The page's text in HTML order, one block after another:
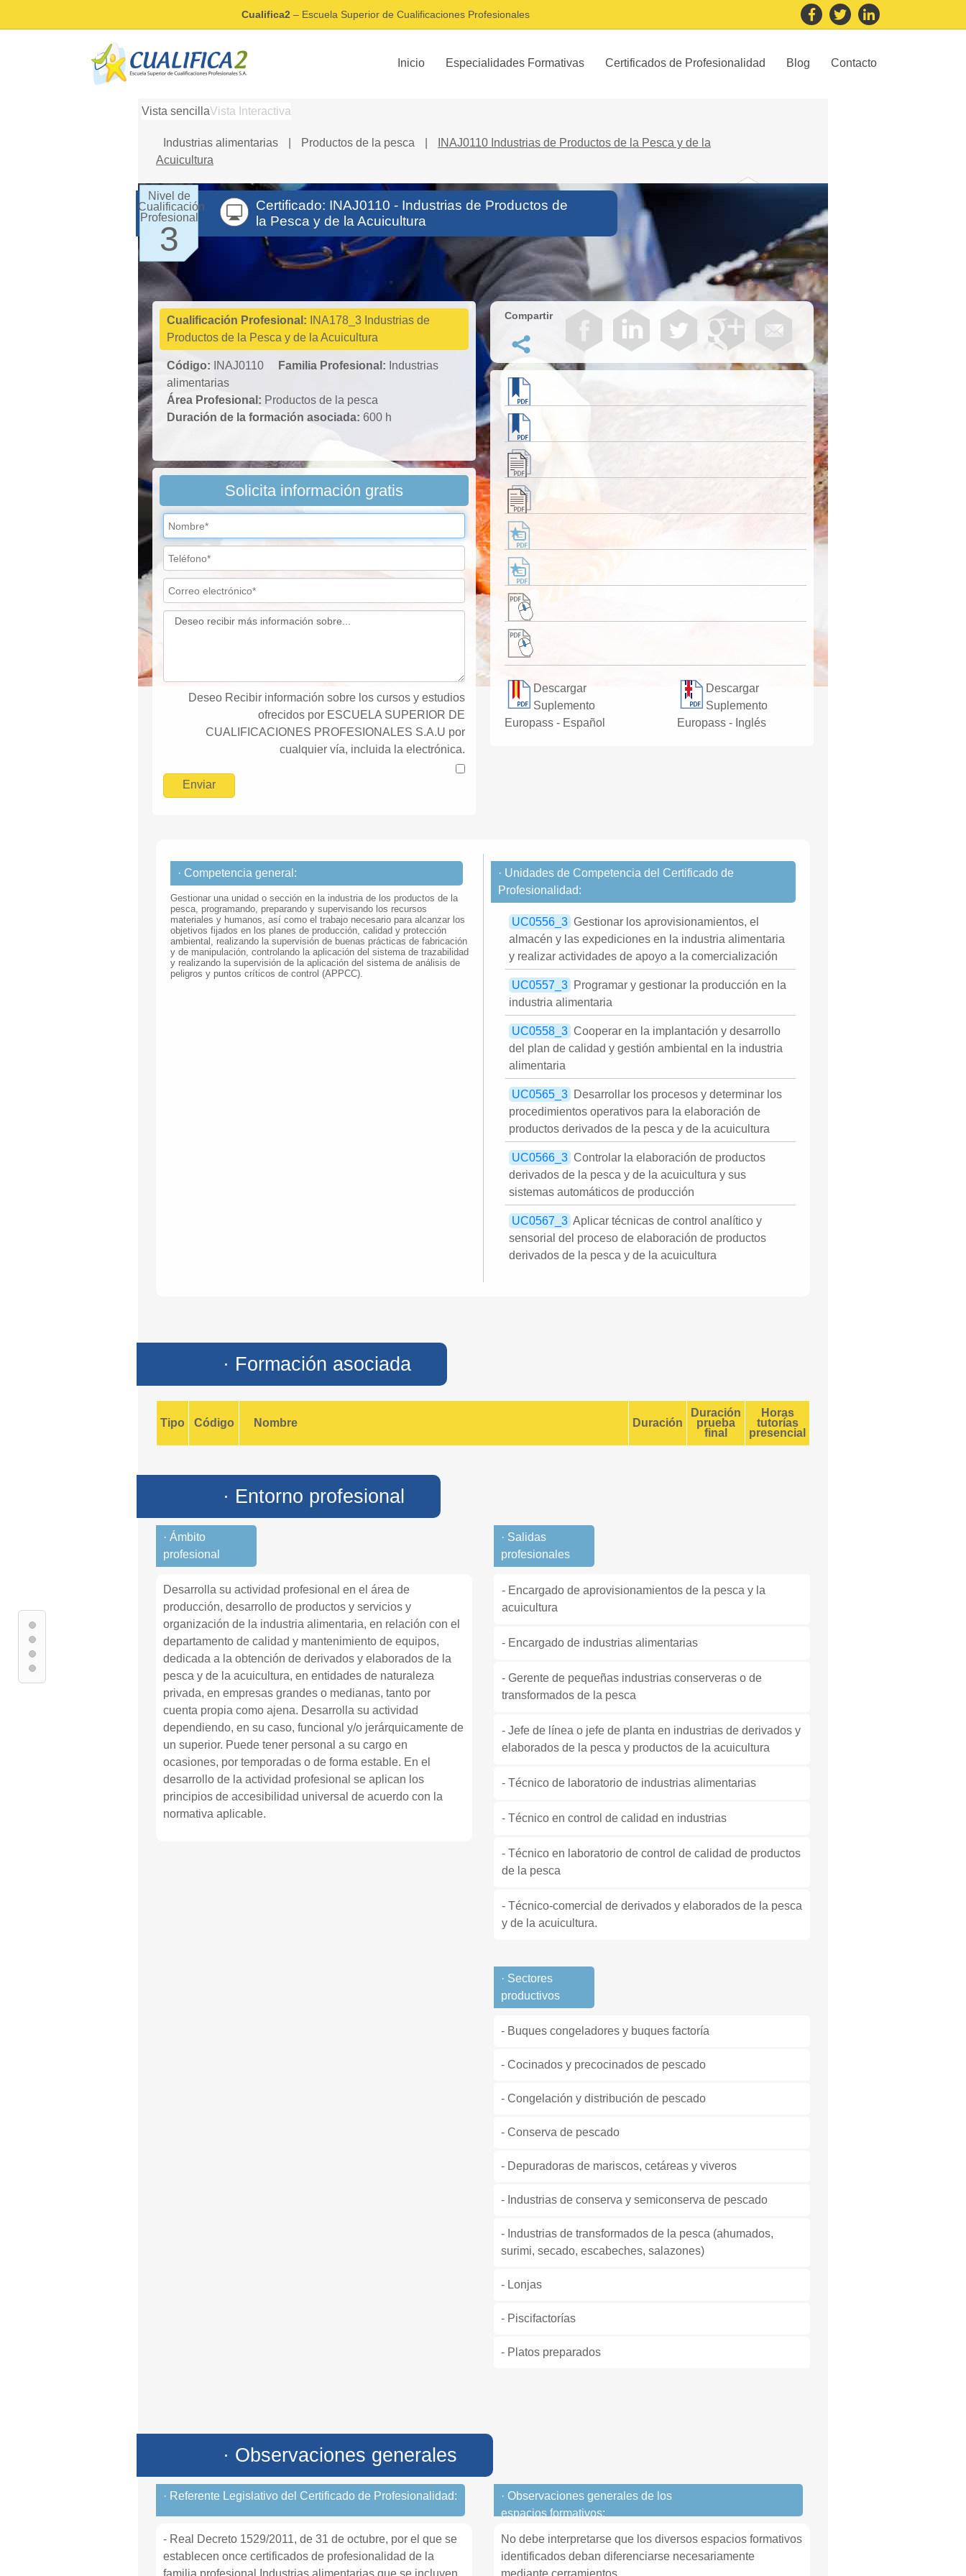
Cualifica2 – Escuela Superior de Cualificaciones Profesionales
Inicio Especialidades Formativas Certificados de Profesionalidad Blog Contacto
Vista sencillaVista Interactiva
Industrias alimentarias Productos de la pesca
INAJ0110 Industrias de Productos de la Pesca y de la
Acuicultura
Nivel de
Cualificación
Profesional
3
Certificado: INAJ0110 - Industrias de Productos de
la Pesca y de la Acuicultura
alimentarias
Cualificación Profesional:
INA178_3 Industrias de
Productos de la Pesca y de la Acuicultura
Código: INAJ0110 Familia Profesional: Industrias
alimentarias
Área Profesional: Productos de la pesca
Duración de la formación asociada: 600 h
Solicita información gratis
Deseo Recibir información sobre los cursos y estudios
ofrecidos por ESCUELA SUPERIOR DE
CUALIFICACIONES PROFESIONALES S.A.U por
cualquier vía, incluida la electrónica.
Compartir
Descargar
Suplemento
Europass - Español
Descargar
Suplemento
Europass - Inglés
· Competencia general:
Gestionar una unidad o sección en la industria de los productos de la
pesca, programando, preparando y supervisando los recursos
materiales y humanos, así como el trabajo necesario para alcanzar los
objetivos fijados en los planes de producción, calidad y protección
ambiental, realizando la supervisión de buenas prácticas de fabricación
y de manipulación, controlando la aplicación del sistema de trazabilidad
y realizando la supervisión de la aplicación del sistema de análisis de
peligros y puntos críticos de control (APPCC).
· Unidades de Competencia del Certificado de
Profesionalidad:
UC0556_3 Gestionar los aprovisionamientos, el
almacén y las expediciones en la industria alimentaria
y realizar actividades de apoyo a la comercialización
UC0557_3 Programar y gestionar la producción en la
industria alimentaria
UC0558_3 Cooperar en la implantación y desarrollo
del plan de calidad y gestión ambiental en la industria
alimentaria
UC0565_3 Desarrollar los procesos y determinar los
procedimientos operativos para la elaboración de
productos derivados de la pesca y de la acuicultura
UC0566_3 Controlar la elaboración de productos
derivados de la pesca y de la acuicultura y sus
sistemas automáticos de producción
UC0567_3 Aplicar técnicas de control analítico y
sensorial del proceso de elaboración de productos
derivados de la pesca y de la acuicultura
· Formación asociada
Tipo Código Nombre Duración
Duración
prueba
final
Horas
tutorías
presencial
· Entorno profesional
· Ámbito
profesional
Desarrolla su actividad profesional en el área de
producción, desarrollo de productos y servicios y
organización de la industria alimentaria, en relación con el
departamento de calidad y mantenimiento de equipos,
dedicada a la obtención de derivados y elaborados de la
pesca y de la acuicultura, en entidades de naturaleza
privada, en empresas grandes o medianas, tanto por
cuenta propia como ajena. Desarrolla su actividad
dependiendo, en su caso, funcional y/o jerárquicamente de
un superior. Puede tener personal a su cargo en
ocasiones, por temporadas o de forma estable. En el
desarrollo de la actividad profesional se aplican los
principios de accesibilidad universal de acuerdo con la
normativa aplicable.
· Salidas
profesionales
- Encargado de aprovisionamientos de la pesca y la
acuicultura
- Encargado de industrias alimentarias
- Gerente de pequeñas industrias conserveras o de
transformados de la pesca
- Jefe de línea o jefe de planta en industrias de derivados y
elaborados de la pesca y productos de la acuicultura
- Técnico de laboratorio de industrias alimentarias
- Técnico en control de calidad en industrias
- Técnico en laboratorio de control de calidad de productos
de la pesca
- Técnico-comercial de derivados y elaborados de la pesca
y de la acuicultura.
· Sectores
productivos
- Buques congeladores y buques factoría
- Cocinados y precocinados de pescado
- Congelación y distribución de pescado
- Conserva de pescado
- Depuradoras de mariscos, cetáreas y viveros
- Industrias de conserva y semiconserva de pescado
- Industrias de transformados de la pesca (ahumados,
surimi, secado, escabeches, salazones)
- Lonjas
- Piscifactorías
- Platos preparados
· Observaciones generales
· Referente Legislativo del Certificado de Profesionalidad:
- Real Decreto 1529/2011, de 31 de octubre, por el que se
establecen once certificados de profesionalidad de la
familia profesional Industrias alimentarias que se incluyen
· Observaciones generales de los
espacios formativos:
No debe interpretarse que los diversos espacios formativos
identificados deban diferenciarse necesariamente
mediante cerramientos.